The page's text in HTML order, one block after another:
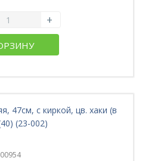
+
47см, с киркой, цв. хаки (в
(23-002)